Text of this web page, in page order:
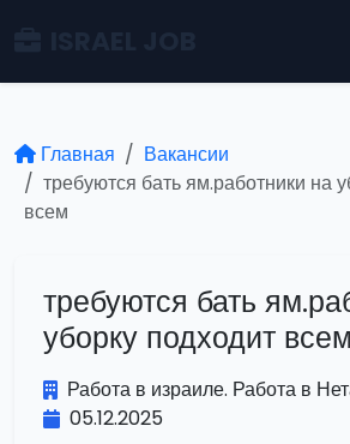
Главная
Вакансии
требуются бать ям.работники на
всем
требуются бать
уборку подходит всем
Работа в израиле. Работа в
05.12.2025